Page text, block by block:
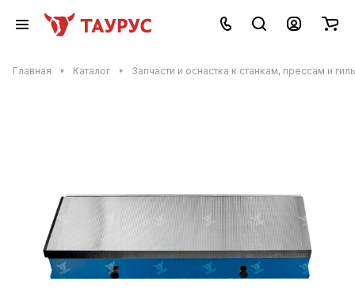
Главная Каталог Запчасти и оснастка к станкам, прессам и